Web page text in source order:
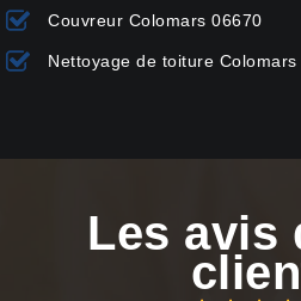
Couvreur Colomars 06670
Nettoyage de toiture Colomars
Les avis